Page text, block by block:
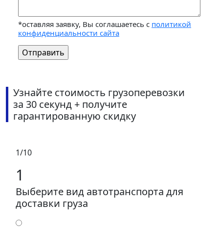
*оставляя заявку, Вы соглашаетесь с политикой
конфиденциальности сайта
Узнайте стоимость грузоперевозки
за 30 секунд + получите
гарантированную скидку
1/10
1
Выберите вид автотранспорта для
доставки груза